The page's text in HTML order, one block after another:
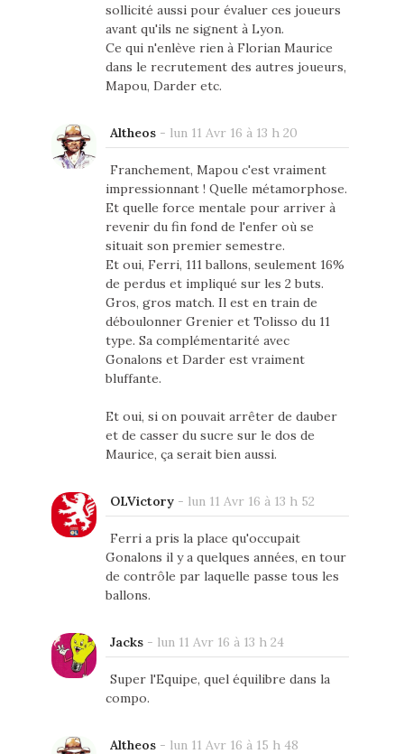
sollicité aussi pour évaluer ces joueurs
avant qu'ils ne signent à Lyon.
Ce qui n'enlève rien à Florian Maurice
dans le recrutement des autres joueurs,
Mapou, Darder etc.
Altheos- lun 11 Avr 16 à 13 h 20
Franchement, Mapou c'est vraiment
impressionnant ! Quelle métamorphose.
Et quelle force mentale pour arriver à
revenir du fin fond de l'enfer où se
situait son premier semestre.
Et oui, Ferri, 111 ballons, seulement 16%
de perdus et impliqué sur les 2 buts.
Gros, gros match. Il est en train de
déboulonner Grenier et Tolisso du 11
type. Sa complémentarité avec
Gonalons et Darder est vraiment
bluffante.
Et oui, si on pouvait arrêter de dauber
et de casser du sucre sur le dos de
Maurice, ça serait bien aussi.
OLVictory- lun 11 Avr 16 à 13 h 52
Ferri a pris la place qu'occupait
Gonalons il y a quelques années, en tour
de contrôle par laquelle passe tous les
ballons.
Jacks- lun 11 Avr 16 à 13 h 24
Super l'Equipe, quel équilibre dans la
compo.
Altheos- lun 11 Avr 16 à 15 h 48